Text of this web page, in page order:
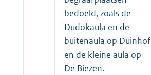
bedoeld, zoals de
Dudokaula en de
buitenaula op Duinhof
en de kleine aula op
De Biezen.